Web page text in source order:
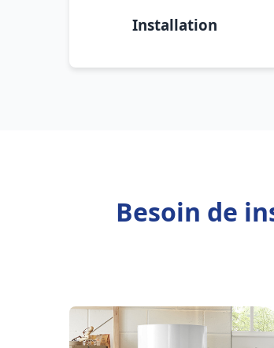
Installation
Besoin de